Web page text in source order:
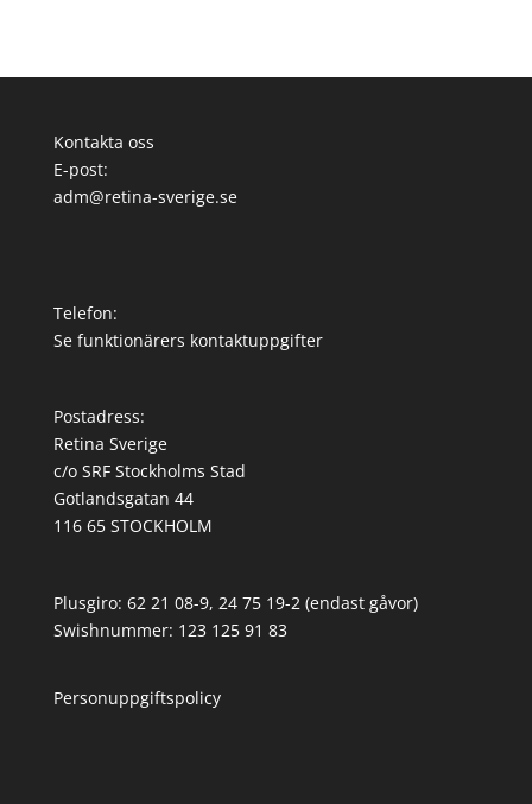
Kontakta oss
E-post:
adm@retina-sverige.se
Telefon:
Se funktionärers kontaktuppgifter
Postadress:
Retina Sverige
c/o SRF Stockholms Stad
Gotlandsgatan 44
116 65 STOCKHOLM
Plusgiro: 62 21 08-9, 24 75 19-2 (endast gåvor)
Swishnummer: 123 125 91 83
Personuppgiftspolicy